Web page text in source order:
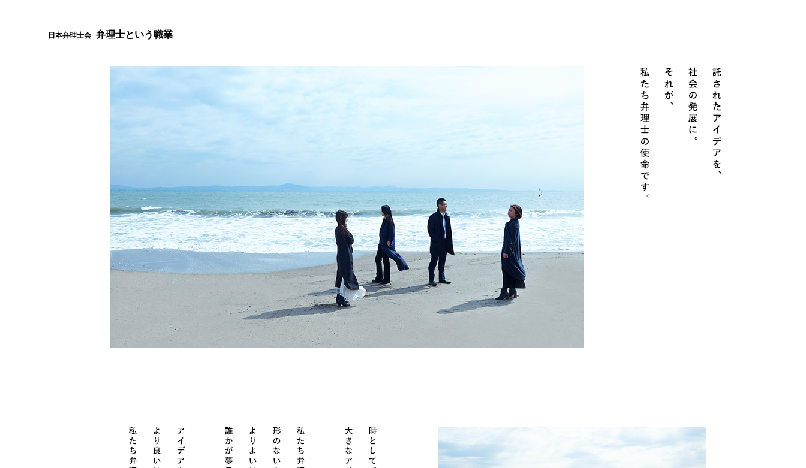
日本弁理士会 弁理士という職業